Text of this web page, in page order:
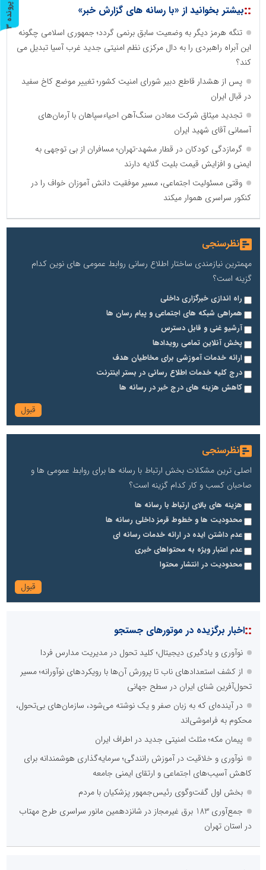
::بیشتر بخوانید از «با رسانه های گزارش خبر»
تنگه هرمز دیگر به وضعیت سابق برنمی گردد؛ جمهوری اسلامی چگونه
این آبراه راهبردی را به دال مرکزی نظم امنیتی جدید غرب آسیا تبدیل می
کند؟
پس از هشدار قاطع دبیر شورای امنیت کشور؛ تغییر موضع کاخ سفید
در قبال ایران
تجدید میثاق شرکت معادن سنگ‌آهن احیاءسپاهان با آرمان‌های
آسمانی آقای شهید ایران
گرمازدگی کودکان در قطار مشهد-تهران؛ مسافران از بی توجهی به
ایمنی و افزایش قیمت بلیت گلایه دارند
وقتی مسئولیت اجتماعی، مسیر موفقیت دانش آموزان خواف را در
کنکور سراسری هموار میکند
نظرسنجی
مهمترین نیازمندی ساختار اطلاع رسانی روابط عمومی های نوین کدام
گزینه است؟
راه اندازی خبرگزاری داخلی
همراهی شبکه های اجتماعی و پیام رسان ها
آرشیو غنی و قابل دسترس
پخش آنلاین تمامی رویدادها
ارائه خدمات آموزشی برای مخاطیان هدف
درج کلیه خدمات اطلاع رسانی در بستر اینترنت
کاهش هزینه های درج خبر در رسانه ها
نظرسنجی
اصلی ترین مشکلات بخش ارتباط با رسانه ها برای روابط عمومی ها و
صاحبان کسب و کار کدام گزینه است؟
هزینه های بالای ارتباط با رسانه ها
محدودیت ها و خطوط قرمز داخلی رسانه ها
عدم داشتن ایده در ارائه خدمات رسانه ای
عدم اعتبار ویژه به محتواهای خبری
محدودیت در انتشار محتوا
::اخبار برگزیده در موتورهای جستجو
نوآوری و یادگیری دیجیتال؛ کلید تحول در مدیریت مدارس فردا
از کشف استعدادهای ناب تا پرورش آن‌ها با رویکردهای نوآورانه؛ مسیر
تحول‌آفرین شنای ایران در سطح جهانی
در آینده‌ای که به زبان صفر و یک نوشته می‌شود، سازمان‌های بی‌تحول،
محکوم به فراموشی‌اند
پیمان مکه؛ مثلث امنیتی جدید در اطراف ایران
نوآوری و خلاقیت در آموزش رانندگی؛ سرمایه‌گذاری هوشمندانه برای
کاهش آسیب‌های اجتماعی و ارتقای ایمنی جامعه
بخش اول گفت‌وگوی رئیس‌جمهور پزشکیان با مردم
جمع‌آوری 183 برق غیرمجاز در شانزدهمین مانور سراسری طرح مهتاب
در استان تهران
پ
ر
و
ن
د
ه
3